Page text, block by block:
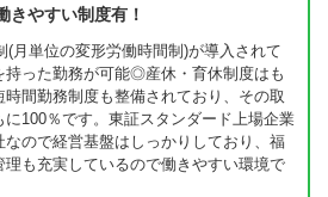
きやすい制度有！
(月単位の変形労働時間制)が導入されて
持った勤務が可能◎産休・育休制度はも
時間勤務制度も整備されており、その取
に100％です。東証スタンダード上場企業
なので経営基盤はしっかりしており、福
理も充実しているので働きやすい環境で